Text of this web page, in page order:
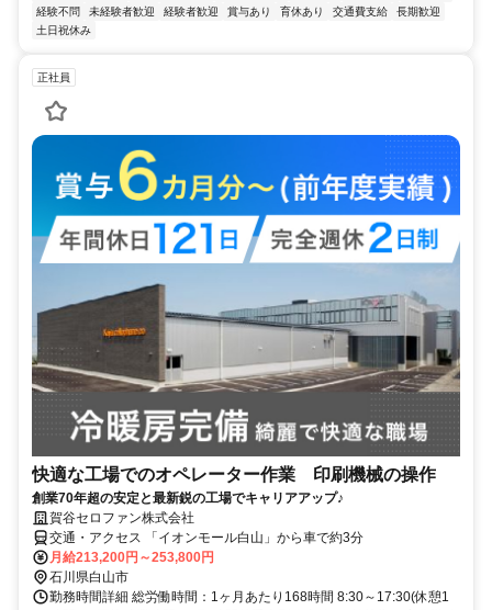
経験不問
未経験者歓迎 経験者歓迎 賞与あり 育休あり 交通費支給
長期歓迎
土日祝休み
正社員
快適な⼯場でのオペレーター作業 印刷機械の操作
創業70年超の安定と最新鋭の工場でキャリアアップ♪
賀谷セロファン株式会社
交通・アクセス 「イオンモール⽩⼭」から⾞で約3分
月給213,200円～253,800円
石川県白山市
勤務時間詳細 総労働時間：1ヶ月あたり168時間 8:30～17:30(休憩1